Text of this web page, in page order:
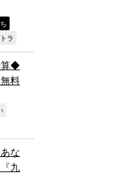
ラ
算◆
料
な
九